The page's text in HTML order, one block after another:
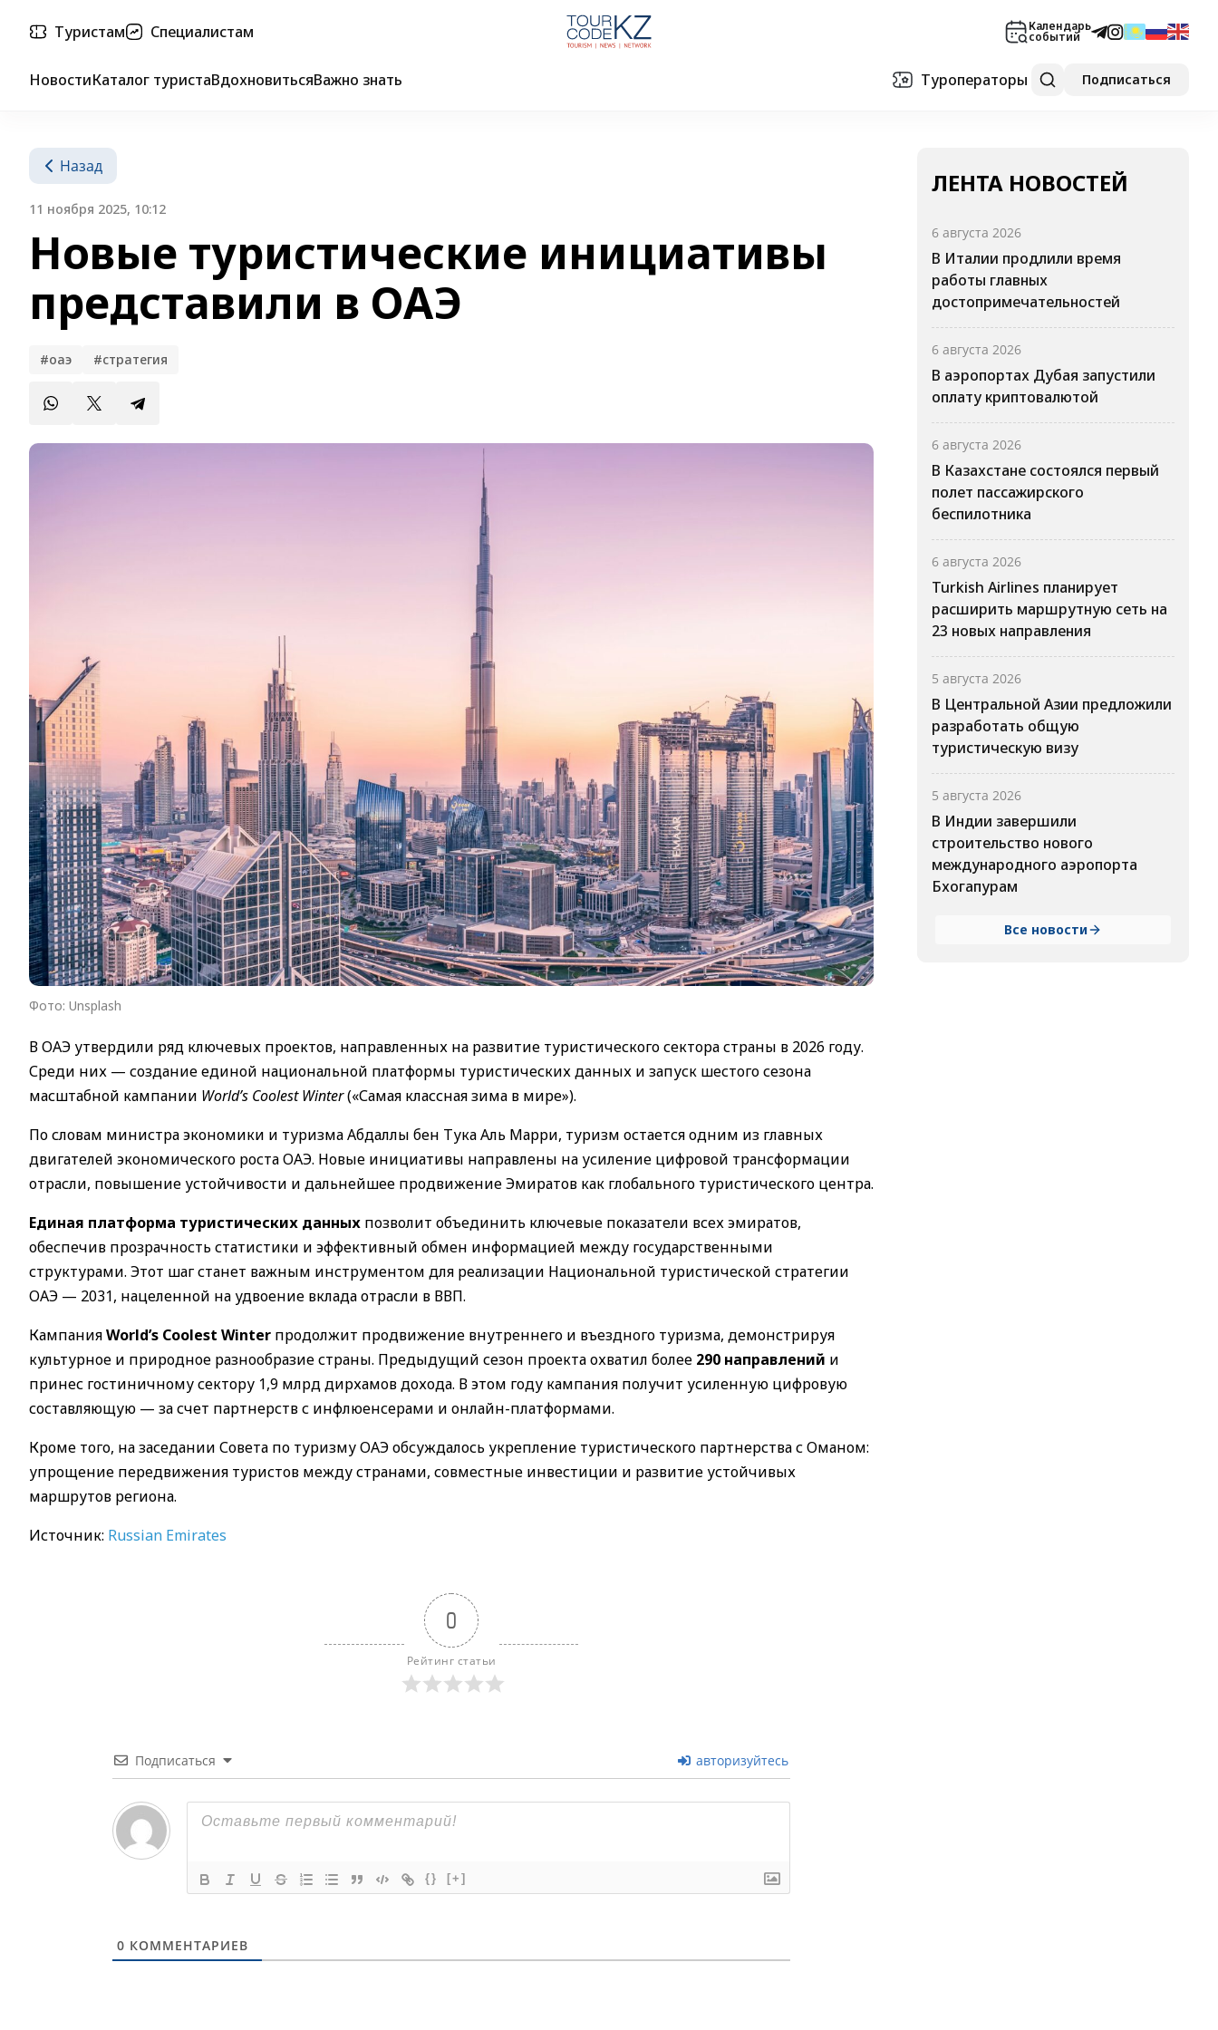
Туристам Специалистам Календарь
событий
НовостиКаталог туристаВдохновитьсяВажно знать Туроператоры Подписаться
Назад
11 ноября 2025, 10:12
Новые туристические инициативы
представили в ОАЭ
#оаэ #стратегия
Фото: Unsplash
В ОАЭ утвердили ряд ключевых проектов, направленных на развитие туристического сектора страны в 2026 году.
Среди них — создание единой национальной платформы туристических данных и запуск шестого сезона
масштабной кампании World’s Coolest Winter(«Самая классная зима в мире»).
По словам министра экономики и туризма Абдаллы бен Тука Аль Марри, туризм остается одним из главных
двигателей экономического роста ОАЭ. Новые инициативы направлены на усиление цифровой трансформации
отрасли, повышение устойчивости и дальнейшее продвижение Эмиратов как глобального туристического центра.
Единая платформа туристических данных позволит объединить ключевые показатели всех эмиратов,
обеспечив прозрачность статистики и эффективный обмен информацией между государственными
структурами. Этот шаг станет важным инструментом для реализации Национальной туристической стратегии
ОАЭ — 2031, нацеленной на удвоение вклада отрасли в ВВП.
КампанияWorld’s Coolest Winter продолжит продвижение внутреннего и въездного туризма, демонстрируя
культурное и природное разнообразие страны. Предыдущий сезон проекта охватил более 290 направлений и
принес гостиничному сектору 1,9 млрд дирхамов дохода. В этом году кампания получит усиленную цифровую
составляющую — за счет партнерств с инфлюенсерами и онлайн-платформами.
Кроме того, на заседании Совета по туризму ОАЭ обсуждалось укрепление туристического партнерства с Оманом:
упрощение передвижения туристов между странами, совместные инвестиции и развитие устойчивых
маршрутов региона.
Источник: Russian Emirates
0
Рейтинг статьи
Подписаться авторизуйтесь
{} [+]
0 КОММЕНТАРИЕВ
ЛЕНТА НОВОСТЕЙ
6 августа 2026
В Италии продлили время
работы главных
достопримечательностей
6 августа 2026
В аэропортах Дубая запустили
оплату криптовалютой
6 августа 2026
В Казахстане состоялся первый
полет пассажирского
беспилотника
6 августа 2026
Turkish Airlines планирует
расширить маршрутную сеть на
23 новых направления
5 августа 2026
В Центральной Азии предложили
разработать общую
туристическую визу
5 августа 2026
В Индии завершили
строительство нового
международного аэропорта
Бхогапурам
Все новости